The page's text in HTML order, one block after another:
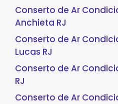
Conserto de Ar
Anchieta RJ
Conserto de Ar
Lucas RJ
Conserto de Ar
RJ
Conserto de Ar